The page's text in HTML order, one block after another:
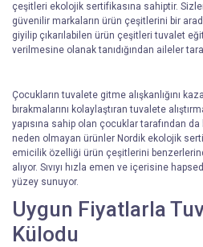
çeşitleri ekolojik sertifikasına sahiptir.
güvenilir markaların ürün çeşitlerini bir
giyilip çıkarılabilen ürün çeşitleri tuvalet
verilmesine olanak tanıdığından aileler
Çocukların tuvalete gitme alışkanlığını
bırakmalarını kolaylaştıran tuvalete
yapısına sahip olan çocuklar tarafından
neden olmayan ürünler Nordik ekolojik
emicilik özelliği ürün çeşitlerini
alıyor. Sıvıyı hızla emen ve içerisine
yüzey sunuyor.
Uygun Fiyatlarla
Külodu